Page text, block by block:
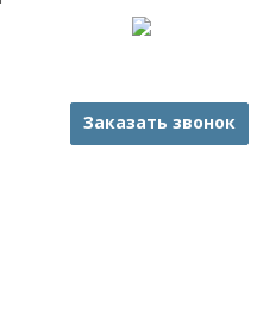
Заказать звонок